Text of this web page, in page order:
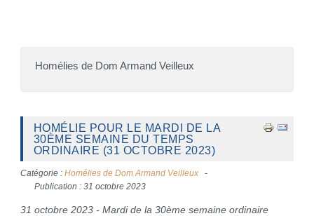
Homélies de Dom Armand Veilleux
HOMÉLIE POUR LE MARDI DE LA
30ÈME SEMAINE DU TEMPS
ORDINAIRE (31 OCTOBRE 2023)
Catégorie : Homélies de Dom Armand Veilleux
Publication : 31 octobre 2023
31 octobre 2023 - Mardi de la 30ème semaine ordinaire